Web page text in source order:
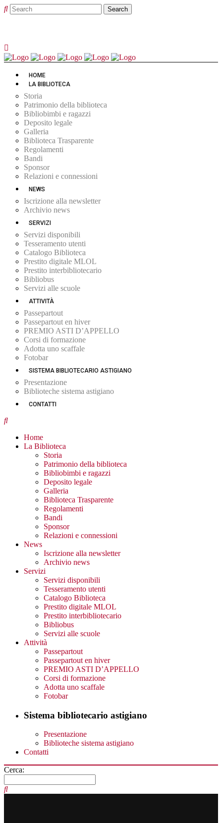
HOME
LA BIBLIOTECA
Storia
Patrimonio della biblioteca
Bibliobimbi e ragazzi
Deposito legale
Galleria
Biblioteca Trasparente
Regolamenti
Bandi
Sponsor
Relazioni e connessioni
NEWS
Iscrizione alla newsletter
Archivio news
SERVIZI
Servizi disponibili
Tesseramento utenti
Catalogo Biblioteca
Prestito digitale MLOL
Prestito interbibliotecario
Bibliobus
Servizi alle scuole
ATTIVITÀ
Passepartout
Passepartout en hiver
PREMIO ASTI D’APPELLO
Corsi di formazione
Adotta uno scaffale
Fotobar
SISTEMA BIBLIOTECARIO ASTIGIANO
Presentazione
Biblioteche sistema astigiano
CONTATTI
Home
La Biblioteca
Storia
Patrimonio della biblioteca
Bibliobimbi e ragazzi
Deposito legale
Galleria
Biblioteca Trasparente
Regolamenti
Bandi
Sponsor
Relazioni e connessioni
News
Iscrizione alla newsletter
Archivio news
Servizi
Servizi disponibili
Tesseramento utenti
Catalogo Biblioteca
Prestito digitale MLOL
Prestito interbibliotecario
Bibliobus
Servizi alle scuole
Attività
Passepartout
Passepartout en hiver
PREMIO ASTI D’APPELLO
Corsi di formazione
Adotta uno scaffale
Fotobar
Sistema bibliotecario astigiano
Presentazione
Biblioteche sistema astigiano
Contatti
Cerca: